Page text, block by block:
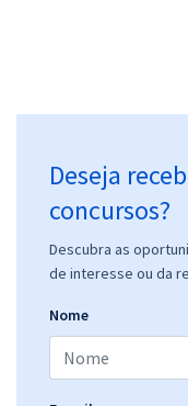
Deseja
concursos?
Descubra as
de interesse ou da
Nome